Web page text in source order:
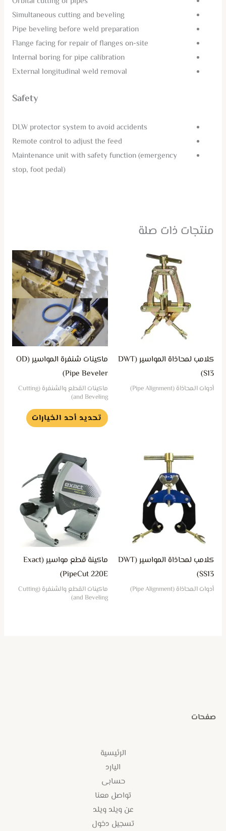
Simultaneous cutting and beveling
Pipe beveling before weld preparation
Flange facing for repair of flanges on-site
Internal boring for pipe calibration
External longitudinal weld removal
Safety
DLW protector system to avoid accidents
Remote control to adjust the feed
Maintenance unit with safety function (emergency
stop, foot pedal)
منتجات ذات صلة
كلامب لمحاذاة المواسير (DWT
S13)
أدوات المحاذاة (Pipe Alignment)
ماكينات شنفرة المواسير (OD
Pipe Beveler)
ماكينات القطع والشنفرة (Cutting
and Beveling)
تحديد أحد الخيارات
هناك
العديد
من
المختلفة
لهذا
المنتج.
يمكن
الخيارات
صفحة
كلامب لمحاذاة المواسير (DWT
SS13)
أدوات المحاذاة (Pipe Alignment)
ماكينة قطع مواسير (Exact
PipeCut 220E)
ماكينات القطع والشنفرة (Cutting
and Beveling)
صفحات
الرئيسية
اليارد
حسابى
تواصل معنا
عن ويلد ويلد
تسجيل دخول